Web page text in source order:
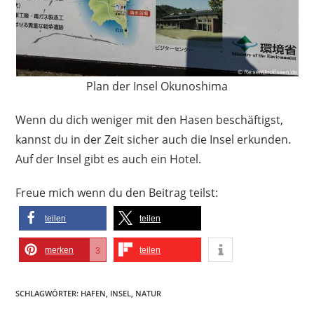
Plan der Insel Okunoshima
Wenn du dich weniger mit den Hasen beschäftigst,
kannst du in der Zeit sicher auch die Insel erkunden.
Auf der Insel gibt es auch ein Hotel.
Freue mich wenn du den Beitrag teilst:
teilen teilen
merken 3 teilen
SCHLAGWÖRTER: HAFEN INSEL NATUR